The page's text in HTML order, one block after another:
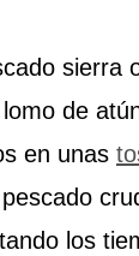
sierra
de
en unas
los